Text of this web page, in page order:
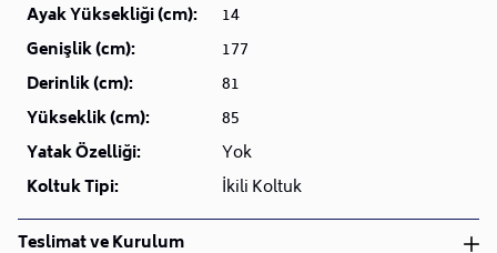
Ayak Yüksekliği (cm):
14
Genişlik (cm):
177
Derinlik (cm):
81
Yükseklik (cm):
85
Yatak Özelliği:
Yok
Koltuk Tipi:
İkili Koltuk
Teslimat ve Kurulum